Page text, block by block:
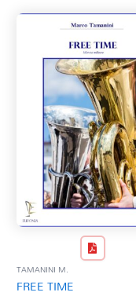
TAMANINI M.
FREE TIME